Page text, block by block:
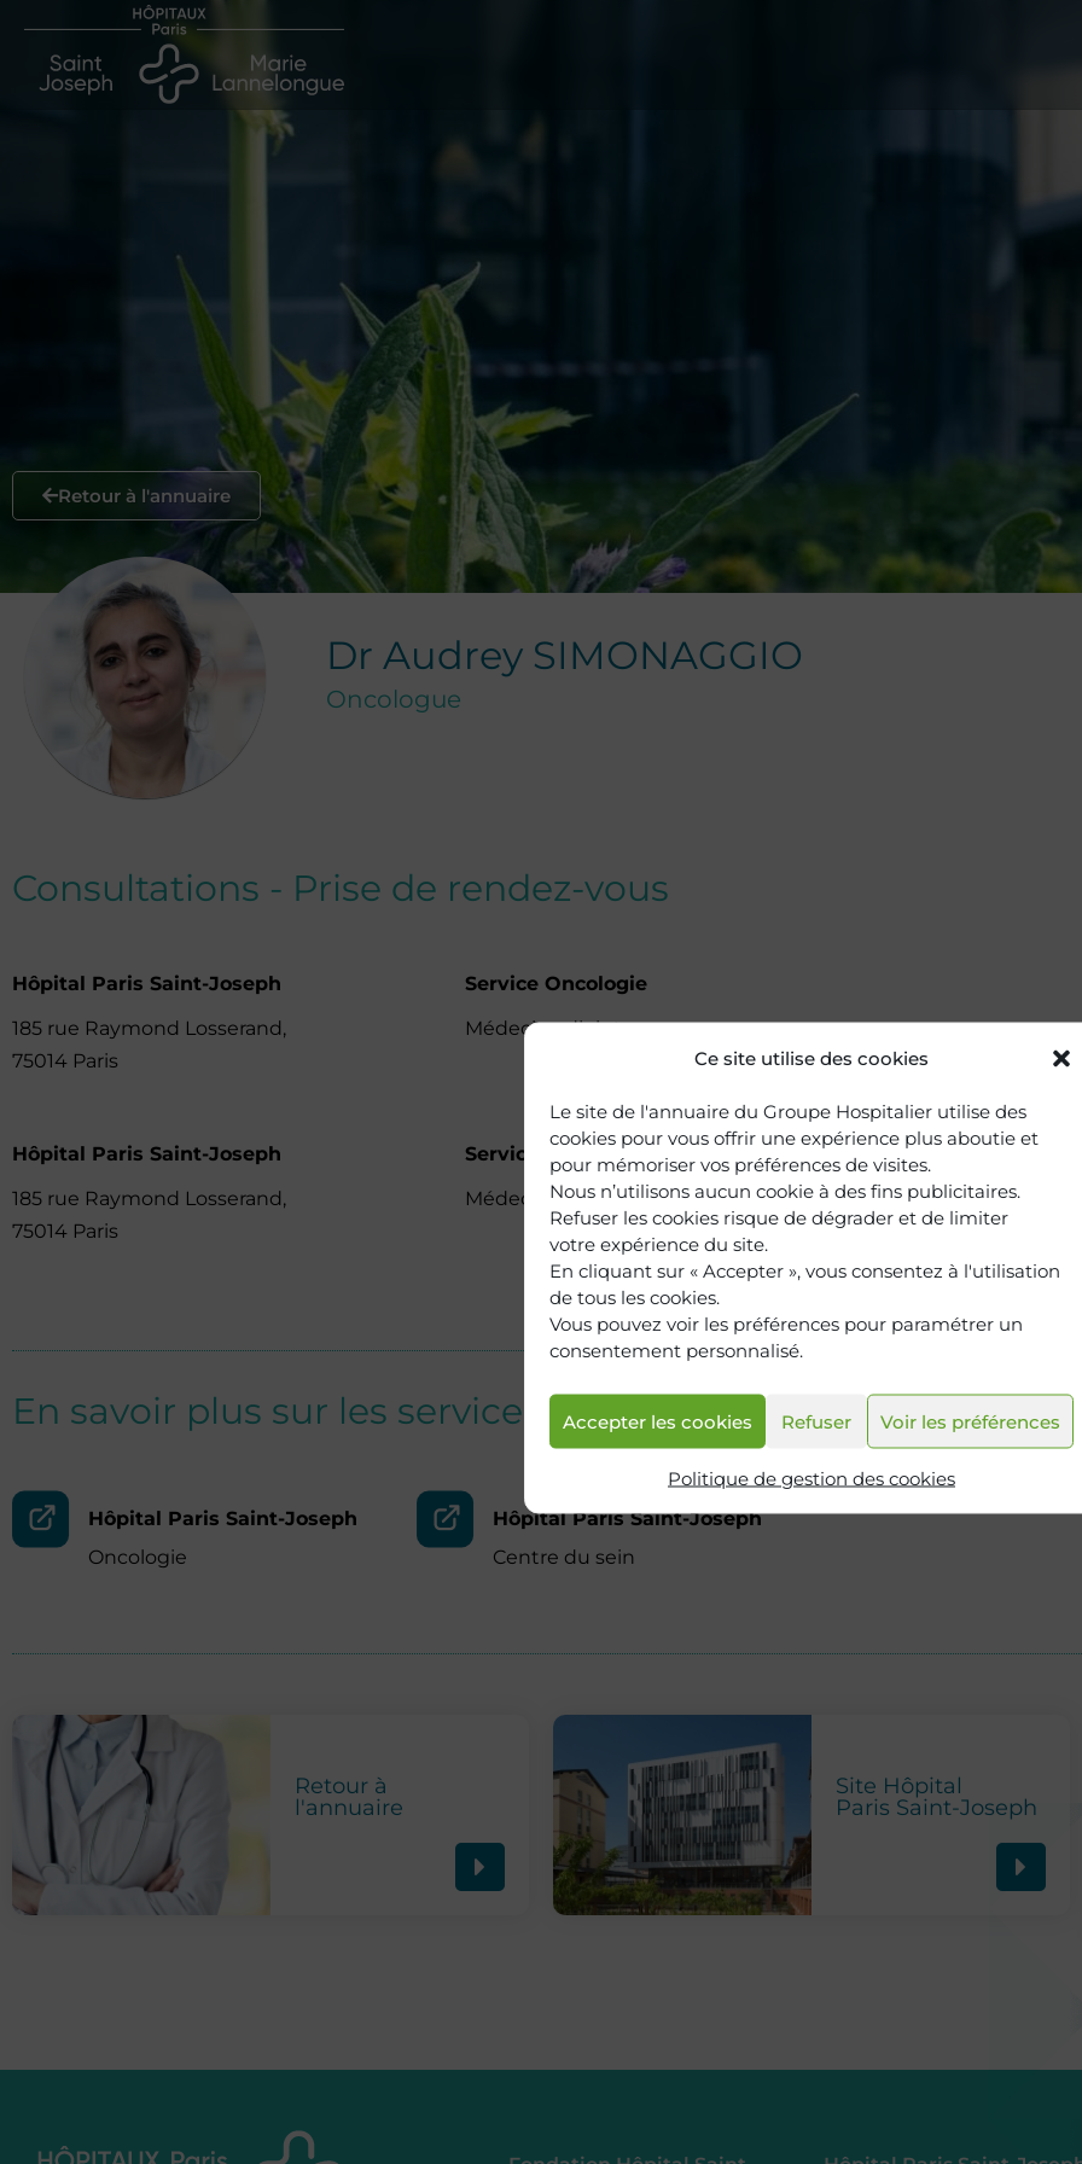
Ce site utilise des cookies
Le site de l'annuaire du Groupe Hospitalier utilise des
cookies pour vous offrir une expérience plus aboutie et
pour mémoriser vos préférences de visites.
Nous n’utilisons aucun cookie à des fins publicitaires.
Refuser les cookies risque de dégrader et de limiter
votre expérience du site.
En cliquant sur « Accepter », vous consentez à l'utilisation
de tous les cookies.
Vous pouvez voir les préférences pour paramétrer un
consentement personnalisé.
Accepter les cookies Refuser Voir les préférences
Politique de gestion des cookies
Retour à l'annuaire
Dr Audrey SIMONAGGIO
Oncologue
Consultations - Prise de rendez-vous
Hôpital Paris Saint-Joseph
185 rue Raymond Losserand,
75014 Paris
Service Oncologie
Médecin adjoint
Hôpital Paris Saint-Joseph
185 rue Raymond Losserand,
75014 Paris
Service Centre du sein
Médecin
En savoir plus sur les services
Hôpital Paris Saint-Joseph
Oncologie
Hôpital Paris Saint-Joseph
Centre du sein
Retour à
l'annuaire
Site Hôpital
Paris Saint-Joseph